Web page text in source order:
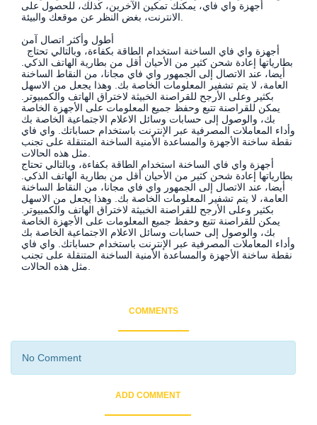
أجهزة واي فاي، يمكنك تمكين الآخرين، كذلك، للحصول على
أطول وأكثر اتصال آمن
بطارياتها إعادة شحن كثير من الأحيان أقل من بطارية الهاتف الذكي.
أيضا، عند الاتصال إلى الجمهور واي فاي مجانا، من النقاط الساخنة
العامة، لا يتم تشفير المعلومات الخاصة بك. وهذا يجعل من الاسهل
بكثير وعلى الأرجح للقراصنة الخبيثة لاختراق الهاتف والكمبيوتر.
يمكن للقراصنة تتبع وحفظ جميع المعلومات على الأجهزة الخاصة
بك، والوصول إلى حسابات وسائل الاعلام الاجتماعية الخاصة بك
وأداء المعاملات المصرفية عبر الإنترنت باستخدام حساباتك. واي فاي
نقطة ساخنة الأجهزة والمساعدة الأمنية الساخنة المتنقلة على تجنب
أجهزة واي فاي الساخنة استخدام الطاقة بكفاءة، وبالتالي تحتاج
بطارياتها إعادة شحن كثير من الأحيان أقل من بطارية الهاتف الذكي.
أيضا، عند الاتصال إلى الجمهور واي فاي مجانا، من النقاط الساخنة
العامة، لا يتم تشفير المعلومات الخاصة بك. وهذا يجعل من الاسهل
بكثير وعلى الأرجح للقراصنة الخبيثة لاختراق الهاتف والكمبيوتر.
يمكن للقراصنة تتبع وحفظ جميع المعلومات على الأجهزة الخاصة
بك، والوصول إلى حسابات وسائل الاعلام الاجتماعية الخاصة بك
وأداء المعاملات المصرفية عبر الإنترنت باستخدام حساباتك. واي فاي
نقطة ساخنة الأجهزة والمساعدة الأمنية الساخنة المتنقلة على تجنب
COMMENTS
No Comment
ADD COMMENT